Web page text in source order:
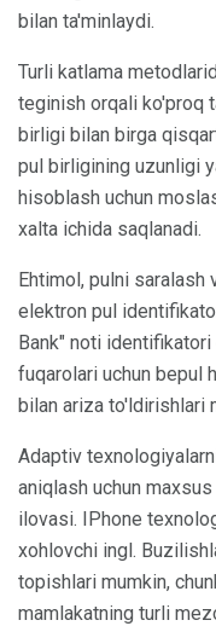
bilan ta'minlaydi.
Turli katlama
teginish orqali ko'proq
birligi bilan birga
pul birligining uzunligi
hisoblash uchun
xalta ichida saqlanadi.
Ehtimol, pulni saralash
elektron pul
Bank" noti identifikatori
fuqarolari uchun bepul
bilan ariza to'ldirishlari
Adaptiv
aniqlash uchun
ilovasi. IPhone
xohlovchi ingl.
topishlari mumkin,
mamlakatning turli